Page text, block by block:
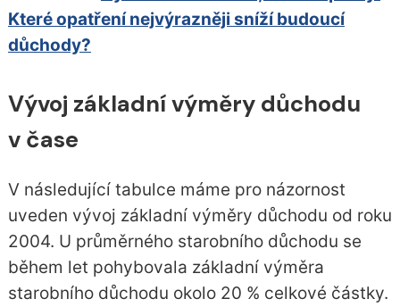
Které opatření nejvýrazněji sníží budoucí
důchody?
Vývoj základní výměry důchodu
v čase
V následující tabulce máme pro názornost
uveden vývoj základní výměry důchodu od roku
2004. U průměrného starobního důchodu se
během let pohybovala základní výměra
starobního důchodu okolo 20 % celkové částky.